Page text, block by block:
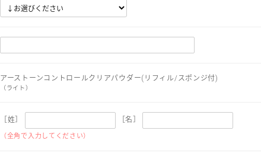
アーストーンコントロールクリアパウダー(リフィル/スポンジ付)
（ライト）
［姓］ ［名］
（全角で入力してください）